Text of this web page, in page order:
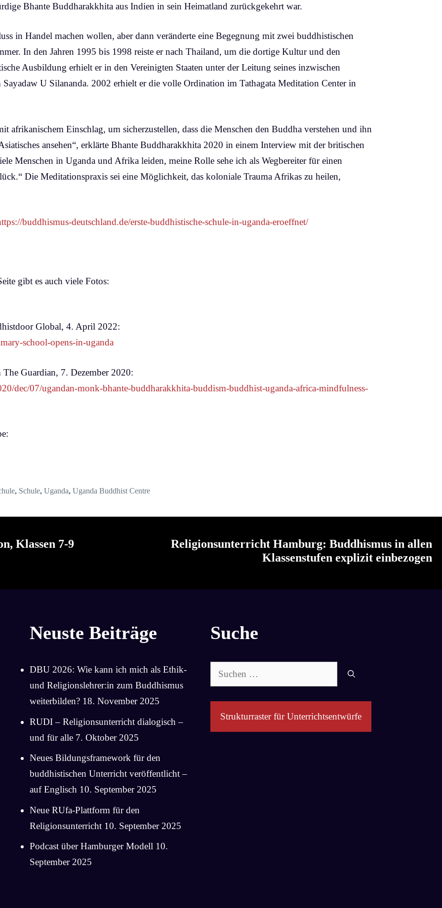
Bhante Buddharakkhita aus Indien in sein Heimatland zurückgekehrt war.
in Handel machen wollen, aber dann veränderte eine Begegnung mit zwei buddhistischen
In den Jahren 1995 bis 1998 reiste er nach Thailand, um die dortige Kultur und den
Ausbildung erhielt er in den Vereinigten Staaten unter der Leitung seines inzwischen
U Silananda. 2002 erhielt er die volle Ordination im Tathagata Meditation Center in
afrikanischem Einschlag, um sicherzustellen, dass die Menschen den Buddha verstehen und ihn
ansehen“, erklärte Bhante Buddharakkhita 2020 in einem Interview mit der britischen
Menschen in Uganda und Afrika leiden, meine Rolle sehe ich als Wegbereiter für einen
Die Meditationspraxis sei eine Möglichkeit, das koloniale Trauma Afrikas zu heilen,
buddhismus-deutschland.de/erste-buddhistische-schule-in-uganda-eroeffnet/
gibt es auch viele Fotos:
Global, 4. April 2022:
school-opens-in-uganda
Guardian, 7. Dezember 2020:
dec/07/ugandan-monk-bhante-buddharakkhita-buddism-buddhist-uganda-africa-mindfulness-
, Schule, Uganda, Uganda Buddhist Centre
Klassen 7-9
Religionsunterricht Hamburg: Buddhismus in allen
Klassenstufen explizit einbezogen
Neuste Beiträge
DBU 2026: Wie kann ich mich als Ethik-
und Religionslehrer:in zum Buddhismus
weiterbilden? 18. November 2025
RUDI – Religionsunterricht dialogisch –
und für alle 7. Oktober 2025
Neues Bildungsframework für den
buddhistischen Unterricht veröffentlicht –
auf Englisch 10. September 2025
Neue RUfa-Plattform für den
Religionsunterricht 10. September 2025
Podcast über Hamburger Modell 10.
September 2025
Suche
Suchen
nach:
Strukturraster für Unterrichtsentwürfe